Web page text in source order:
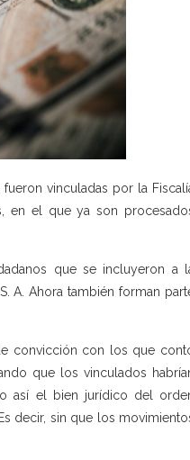
vinculadas por la
en el que ya son
que se incluyeron a
A. Ahora también forman
convicción con los que
que los vinculados
así el bien jurídico del
decir, sin que los